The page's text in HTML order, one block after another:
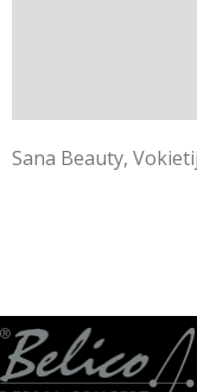
Sana Beauty,